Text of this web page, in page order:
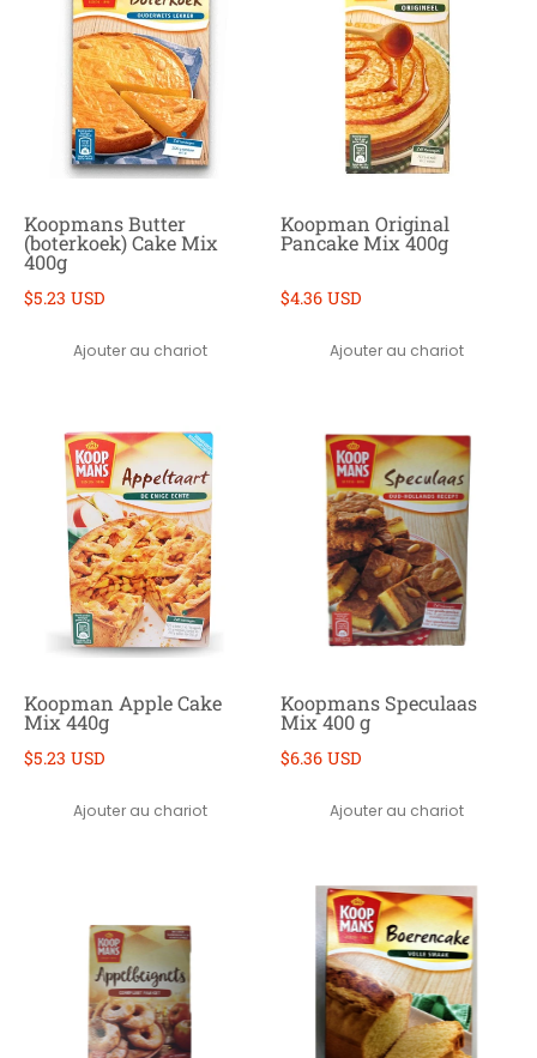
Koopmans Butter
(boterkoek) Cake Mix
400g
$5.23 USD
Ajouter au chariot
Koopman Original
Pancake Mix 400g
$4.36 USD
Ajouter au chariot
Koopman Apple Cake
Mix 440g
$5.23 USD
Ajouter au chariot
Koopmans Speculaas
Mix 400 g
$6.36 USD
Ajouter au chariot